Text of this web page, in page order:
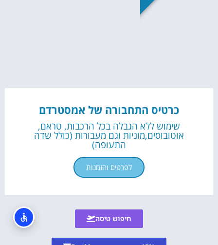
עוד דברים שאסור לפספס 👇
מה לראות ולעשות בהולנד?
כרטיס התחבורה של אמסטרדם
שימוש ללא הגבלה בכל הרכבות, טראם,
אוטובוסים,מוניות וגם מעבורות (כולל שדה
התעופה)
לפרטים והזמנות
חיפוש טיסה